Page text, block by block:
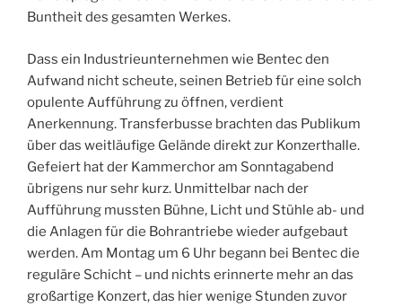
Buntheit des gesamten Werkes.
Dass ein Industrieunternehmen wie Bentec den
Aufwand nicht scheute, seinen Betrieb für eine solch
opulente Aufführung zu öffnen, verdient
Anerkennung. Transferbusse brachten das Publikum
über das weitläufige Gelände direkt zur Konzerthalle.
Gefeiert hat der Kammerchor am Sonntagabend
übrigens nur sehr kurz. Unmittelbar nach der
Aufführung mussten Bühne, Licht und Stühle ab- und
die Anlagen für die Bohrantriebe wieder aufgebaut
werden. Am Montag um 6 Uhr begann bei Bentec die
reguläre Schicht – und nichts erinnerte mehr an das
großartige Konzert, das hier wenige Stunden zuvor